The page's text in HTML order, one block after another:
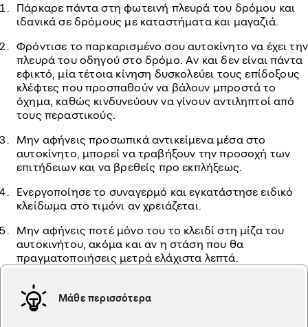
Πάρκαρε πάντα στη φωτεινή πλευρά του δρόμου και
ιδανικά σε δρόμους με καταστήματα και μαγαζιά.
Φρόντισε το παρκαρισμένο σου αυτοκίνητο να έχει την
πλευρά του οδηγού στο δρόμο. Αν και δεν είναι πάντα
εφικτό, μία τέτοια κίνηση δυσκολεύει τους επίδοξους
κλέφτες που προσπαθούν να βάλουν μπροστά το
όχημα, καθώς κινδυνεύουν να γίνουν αντιληπτοί από
τους περαστικούς.
Μην αφήνεις προσωπικά αντικείμενα μέσα στο
αυτοκίνητο, μπορεί να τραβήξουν την προσοχή των
επιτήδειων και να βρεθείς προ εκπλήξεως.
Ενεργοποίησε το συναγερμό και εγκατάστησε ειδικό
κλείδωμα στο τιμόνι αν χρειάζεται.
Μην αφήνεις ποτέ μόνο του το κλειδί στη μίζα του
αυτοκινήτου, ακόμα και αν η στάση που θα
πραγματοποιήσεις μετρά ελάχιστα λεπτά.
Μάθε περισσότερα